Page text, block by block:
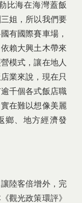
比海在海灣蓋飯
姐，所以我們要
有國際賽車場，
賴大興土木帶來
模式，讓在地人
業來說，現在只
千個各式飯店職
在難以想像美麗
鄉、地方經濟發
陸客倍增外，完
觀光政策環評》